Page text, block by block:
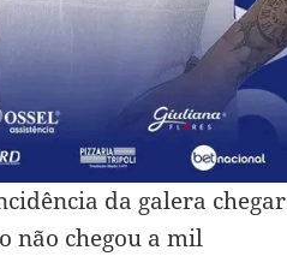
da galera chegar
não chegou a mil